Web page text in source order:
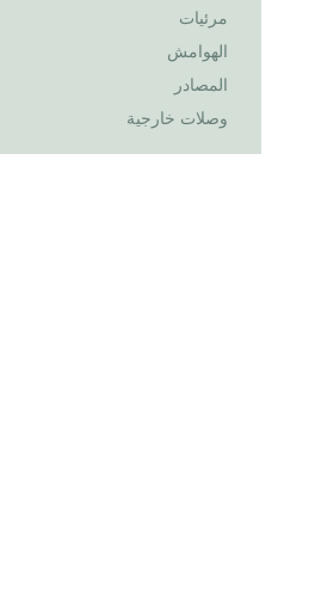
مرئيات
الهوامش
المصادر
وصلات خارجية